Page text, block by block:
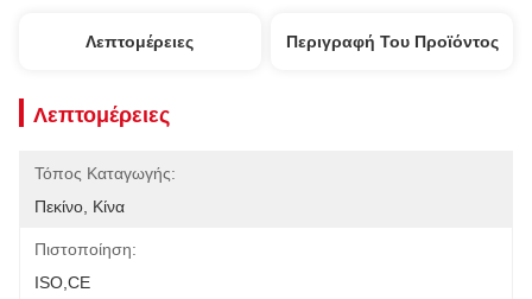
Λεπτομέρειες Περιγραφή Του Προϊόντος
Λεπτομέρειες
Τόπος Καταγωγής:
Πεκίνο, Κίνα
Πιστοποίηση:
ISO,CE